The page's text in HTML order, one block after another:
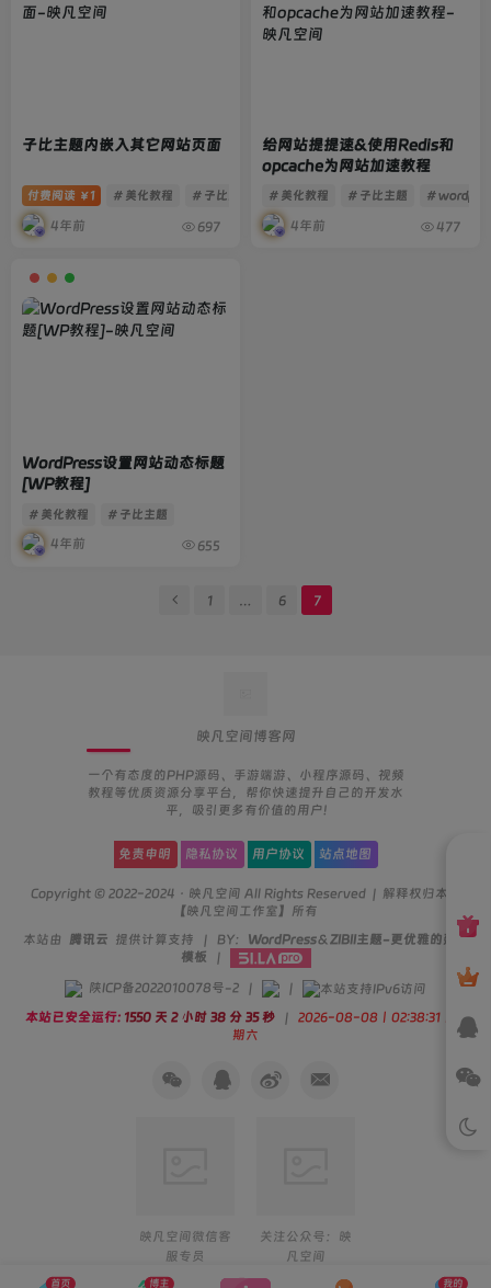
子比主题内嵌入其它网站页面
付费阅读 ￥1 # 美化教程 # 子比主题 # wordpress
4年前 697
给网站提提速&使用Redis和
opcache为网站加速教程
# 美化教程 # 子比主题 #
4年前 477
WordPress设置网站动态标题
[WP教程]
# 美化教程 # 子比主题
4年前 655
1 6 7
映凡空间博客网
一个有态度的PHP源码、手游端游、小程序源码、视频
教程等优质资源分享平台，帮你快速提升自己的开发水
平，吸引更多有价值的用户!
免责申明 隐私协议 用户协议 站点地图
Copyright © 2022-2024 · 映凡空间 All Rights Reserved | 解释权归本站
【映凡空间工作室】所有
本站由
腾讯云 提供计算支持 | BY： WordPress＆ ZIBII主题-更优雅的建站
模板 |
陕ICP备2022010078号-2 |
|
本站已安全运行: 1550 天 2 小时 38 分 35 秒 | 2026-08-08丨02:38:31丨星
期六
映凡空间微信客
服专员
关注公众号：映
凡空间
首页 博主 我的